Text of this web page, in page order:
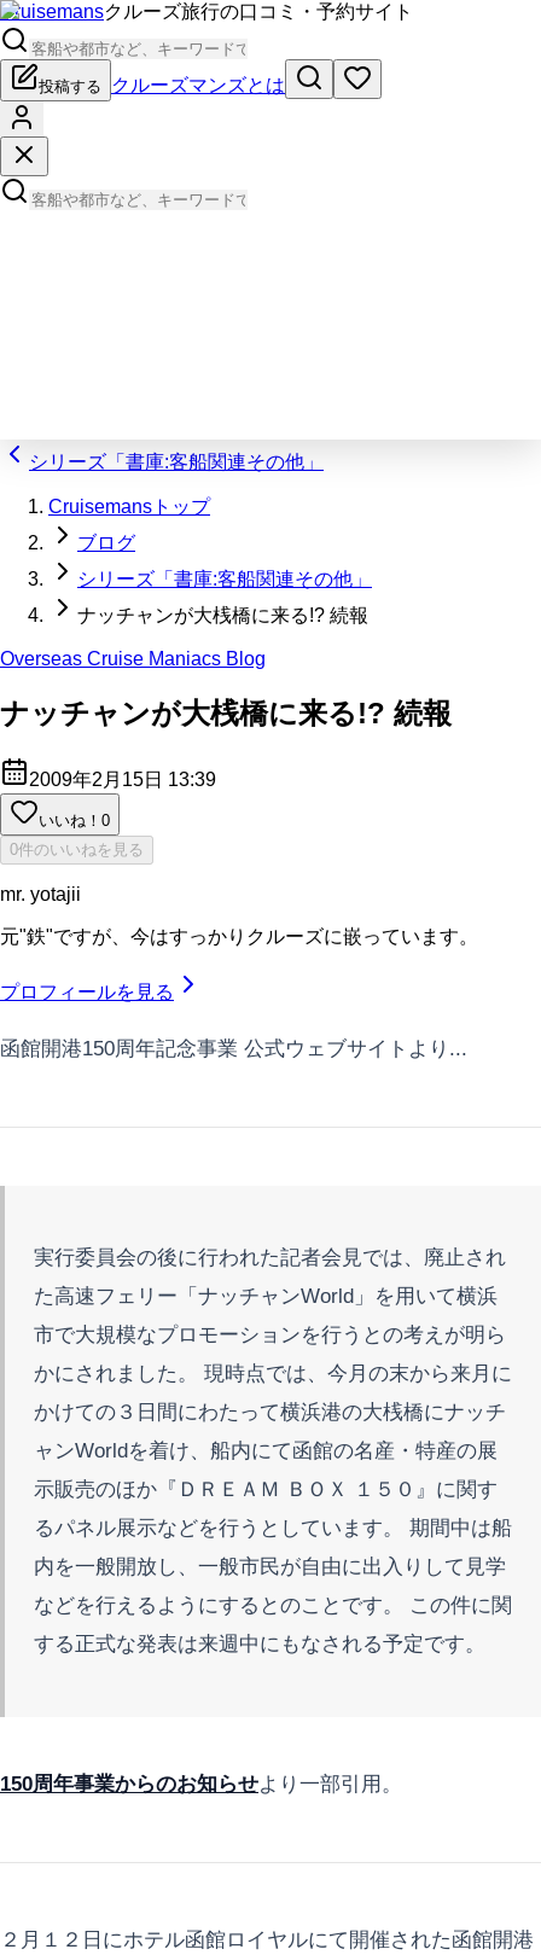
Cruisemansクルーズ旅行の口コミ・予約サイト
投稿する クルーズマンズとは
シリーズ「書庫:客船関連その他」
Cruisemansトップ
ブログ
シリーズ「書庫:客船関連その他」
ナッチャンが大桟橋に来る!? 続報
Overseas Cruise Maniacs Blog
ナッチャンが大桟橋に来る!? 続報
2009年2月15日 13:39
いいね！ 0
0件のいいねを見る
mr. yotajii
元"鉄"ですが、今はすっかりクルーズに嵌っています。
プロフィールを見る
函館開港150周年記念事業 公式ウェブサイトより...
実行委員会の後に行われた記者会見では、廃止され
た高速フェリー「ナッチャンWorld」を用いて横浜
市で大規模なプロモーションを行うとの考えが明ら
かにされました。 現時点では、今月の末から来月に
かけての３日間にわたって横浜港の大桟橋にナッチ
ャンWorldを着け、船内にて函館の名産・特産の展
示販売のほか『ＤＲＥＡＭ ＢＯＸ １５０』に関す
るパネル展示などを行うとしています。 期間中は船
内を一般開放し、一般市民が自由に出入りして見学
などを行えるようにするとのことです。 この件に関
する正式な発表は来週中にもなされる予定です。
150周年事業からのお知らせより一部引用。
２月１２日にホテル函館ロイヤルにて開催された函館開港